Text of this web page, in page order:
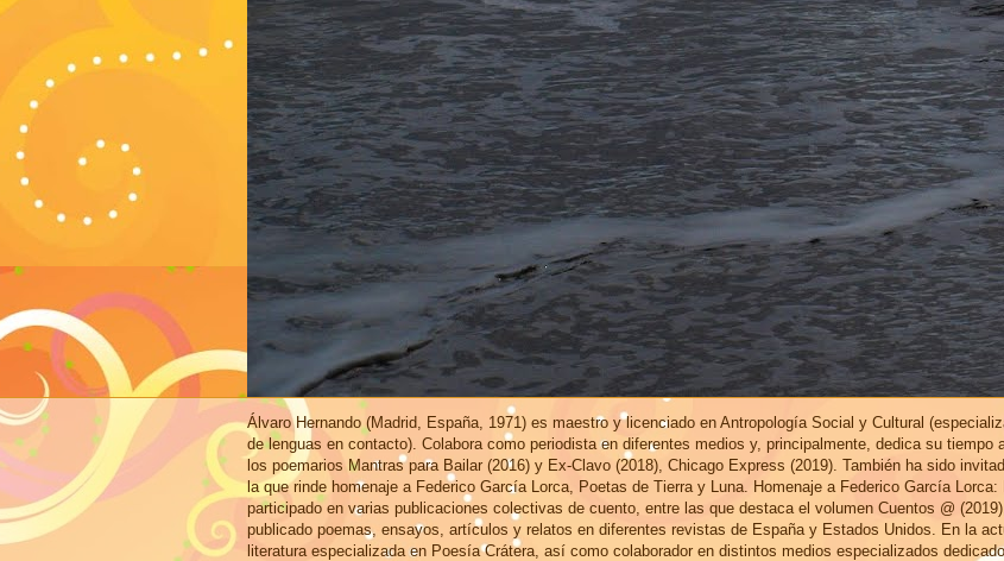
Álvaro Hernando (Madrid, España, 1971) es maestro y licenciado en Antropología Social y Cultural
de lenguas en contacto). Colabora como periodista en diferentes medios y, principalmente, dedica su
los poemarios Mantras para Bailar (2016) y Ex-Clavo (2018), Chicago Express (2019). También ha sido
la que rinde homenaje a Federico García Lorca, Poetas de Tierra y Luna. Homenaje a Federico García
participado en varias publicaciones colectivas de cuento, entre las que destaca el volumen Cuentos @
publicado poemas, ensayos, artículos y relatos en diferentes revistas de España y Estados Unidos. En la
literatura especializada en Poesía Crátera, así como colaborador en distintos medios especializados